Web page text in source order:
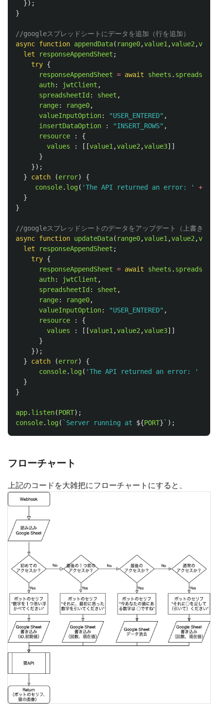
});
}
//googleスプレッドシートにデータを追加（行を追加）
async function appendData( range0,value1 ,value2 ,
let
responseAppendSheet ;
try {
responseAppendSheet = await sheets .
auth: jwtClient ,
spreadsheetId : sheet ,
range: range0,
valueInputOption: "USER_ENTERED" ,
insertDataOption
: "INSERT_ROWS" ,
resource
:
{
values
: [[value1 ,value2 ,value3]]
}
});
}
catch (error)
{
console. log( 'The API returned an error: ' +
}
}
//googleスプレッドシートのデータをアップデート（上書き）
async function updateData( range0,value1 ,value2 ,
let
responseAppendSheet ;
try {
responseAppendSheet = await sheets .
auth: jwtClient ,
spreadsheetId : sheet ,
range: range0,
valueInputOption: "USER_ENTERED" ,
resource
:
{
values
: [[value1 ,value2 ,value3]]
}
});
}
catch (error)
{
console. log( 'The API returned an error: '
}
}
app. listen(PORT);
console. log( `Server running at ${PORT} ` );
フローチャート
上記のコードを大雑把にフローチャートにすると、